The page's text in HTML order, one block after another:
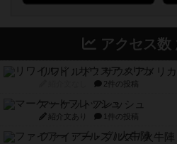
アクセス数
リワイルド：サウスアメリカ
2件の投稿
マーケットフレッシュ
紹介文あり 1件の投稿
ファイアー・ブルズ / 火牛陣